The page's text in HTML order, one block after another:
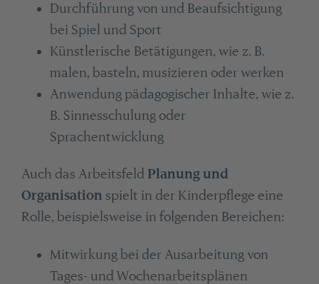
Durchführung von und Beaufsichtigung
bei Spiel und Sport
Künstlerische Betätigungen, wie z. B.
malen, basteln, musizieren oder werken
Anwendung pädagogischer Inhalte, wie z.
B. Sinnesschulung oder
Sprachentwicklung
Auch das Arbeitsfeld Planung und
Organisation spielt in der Kinderpflege eine
Rolle, beispielsweise in folgenden Bereichen:
Mitwirkung bei der Ausarbeitung von
Tages- und Wochenarbeitsplänen